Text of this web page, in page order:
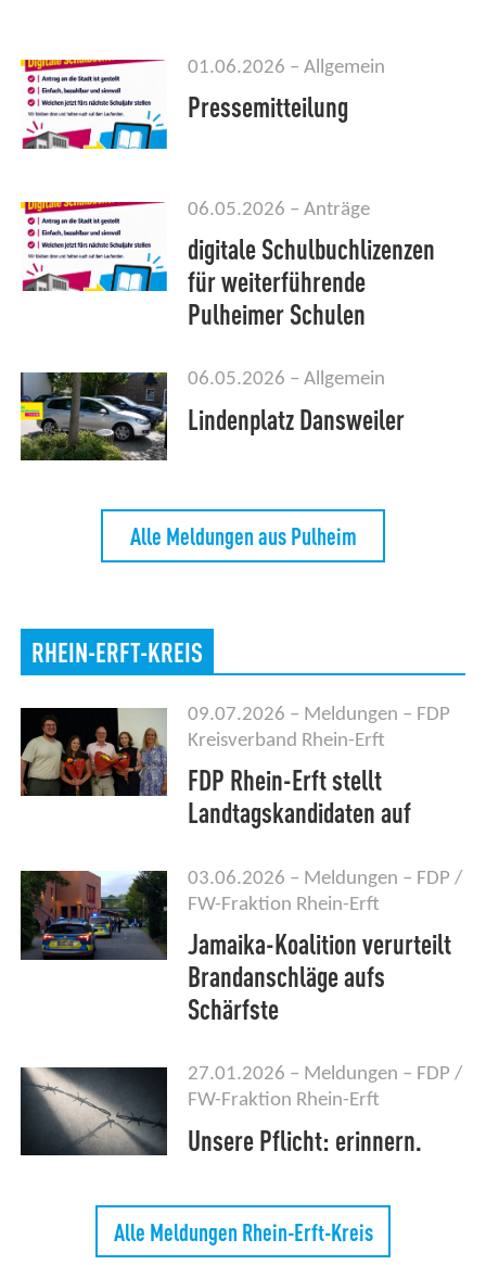
01.06.2026 Allgemein
Pressemitteilung
06.05.2026 Anträge
digitale Schulbuchlizenzen
für weiterführende
Pulheimer Schulen
06.05.2026 Allgemein
Lindenplatz Dansweiler
Alle Meldungen aus Pulheim
RHEIN-ERFT-KREIS
09.07.2026 Meldungen
FDP
Kreisverband Rhein-Erft
FDP Rhein-Erft stellt
Landtagskandidaten auf
03.06.2026 Meldungen
FDP /
FW-Fraktion Rhein-Erft
Jamaika-Koalition verurteilt
Brandanschläge aufs
Schärfste
27.01.2026 Meldungen
FDP /
FW-Fraktion Rhein-Erft
Unsere Pflicht: erinnern.
Alle Meldungen Rhein-Erft-Kreis